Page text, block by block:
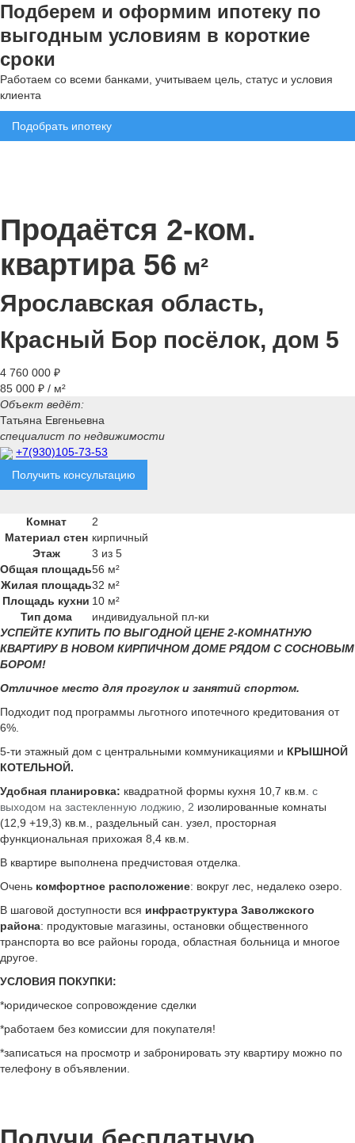
Подберем и оформим ипотеку по
выгодным условиям в короткие
сроки
Работаем со всеми банками, учитываем цель, статус и условия
клиента
Подобрать ипотеку
Продаётся 2-ком.
квартира 56 м²
Ярославская область,
Красный Бор посёлок, дом 5
4 760 000 ₽
85 000 ₽ / м²
Объект ведёт:
Татьяна Евгеньевна
специалист по недвижимости
+7(930)105-73-53
Получить консультацию
Комнат
2
Материал стен кирпичный
Этаж
3 из 5
Общая площадь56 м²
Жилая площадь32 м²
Площадь кухни 10 м²
Тип дома
индивидуальной пл-ки
УСПЕЙТЕ КУПИТЬ ПО ВЫГОДНОЙ ЦЕНЕ 2-КОМНАТНУЮ
КВАРТИРУ В НОВОМ КИРПИЧНОМ ДОМЕ РЯДОМ С СОСНОВЫМ
БОРОМ!
Отличное место для прогулок и занятий спортом.
Подходит под программы льготного ипотечного кредитования от
6%.
5-ти этажный дом с центральными коммуникациями и КРЫШНОЙ
КОТЕЛЬНОЙ.
Удобная планировка: квадратной формы кухня 10,7 кв.м. с
выходом на застекленную лоджию, 2 изолированные комнаты
(12,9 +19,3) кв.м., раздельный сан. узел, просторная
функциональная прихожая 8,4 кв.м.
В квартире выполнена предчистовая отделка.
Очень комфортное расположение: вокруг лес, недалеко озеро.
В шаговой доступности вся инфраструктура Заволжского
района: продуктовые магазины, остановки общественного
транспорта во все районы города, областная больница и многое
другое.
УСЛОВИЯ ПОКУПКИ:
*юридическое сопровождение сделки
*работаем без комиссии для покупателя!
*записаться на просмотр и забронировать эту квартиру можно по
телефону в объявлении.